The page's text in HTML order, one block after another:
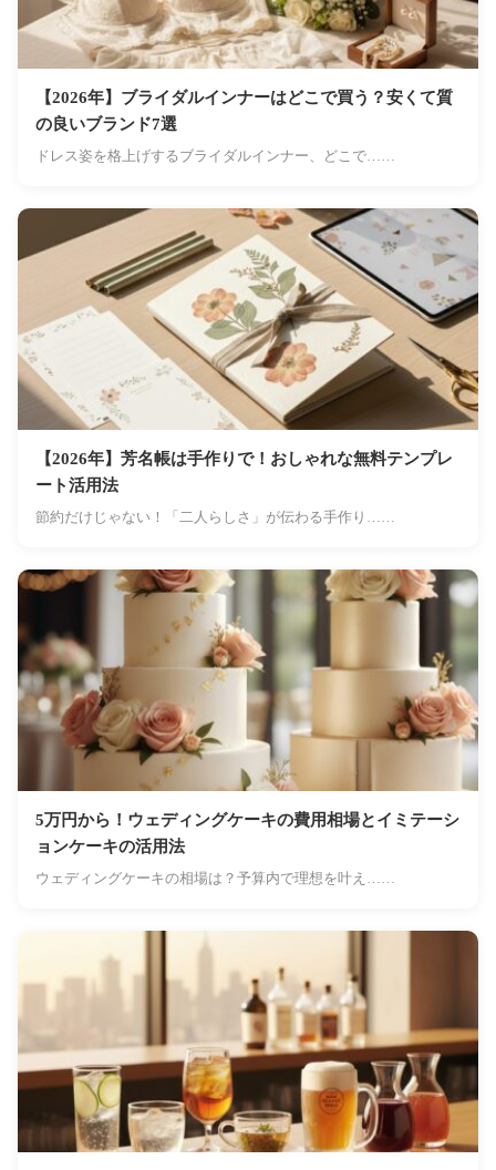
【2026年】ブライダルインナーはどこで買う？安くて質
の良いブランド7選
ドレス姿を格上げするブライダルインナー、どこで……
【2026年】芳名帳は手作りで！おしゃれな無料テンプレ
ート活用法
節約だけじゃない！「二人らしさ」が伝わる手作り……
5万円から！ウェディングケーキの費用相場とイミテーシ
ョンケーキの活用法
ウェディングケーキの相場は？予算内で理想を叶え……